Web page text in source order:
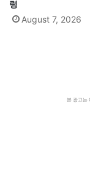
령
August 7, 2026
본 광고는